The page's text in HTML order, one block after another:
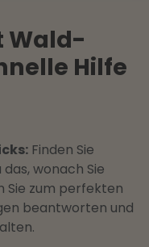
Wald-
Hilfe
Finden Sie
wonach Sie
Sie zum perfekten
beantworten und